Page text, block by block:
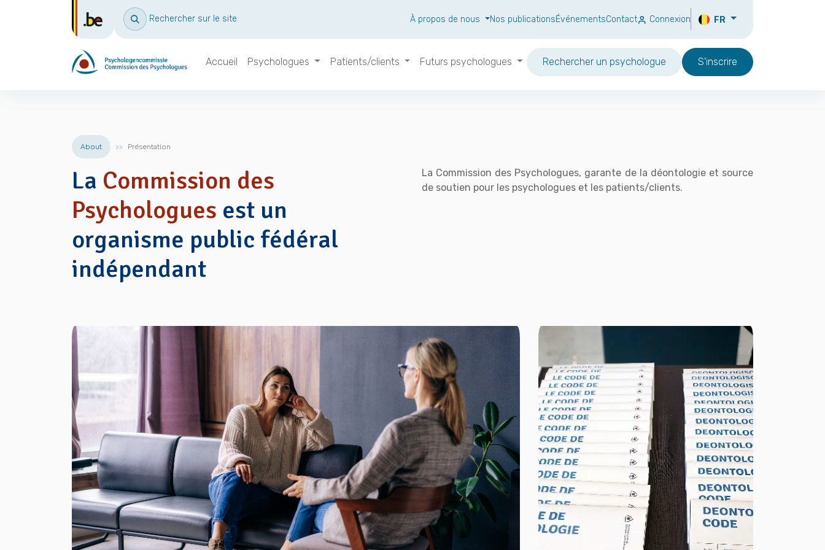
Rechercher sur le site À propos de nous Nos publicationsÉvénementsContact Connexion FR
Accueil Psychologues Patients/clients Futurs psychologues Rechercher un psychologue S'inscrire
About Présentation
La Commission des
Psychologues est un
organisme public fédéral
indépendant
La Commission des Psychologues, garante de la déontologie et source
de soutien pour les psychologues et les patients/clients.